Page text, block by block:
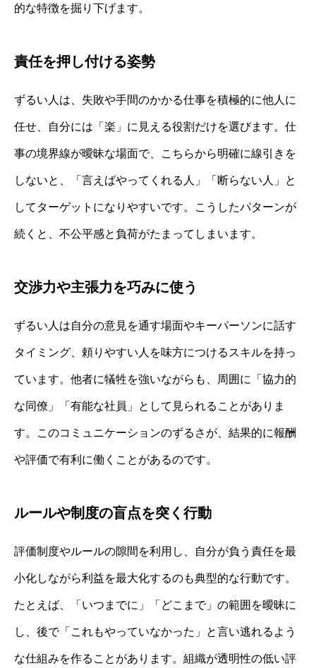
的な特徴を掘り下げます。
責任を押し付ける姿勢
ずるい人は、失敗や手間のかかる仕事を積極的に他人に
任せ、自分には「楽」に見える役割だけを選びます。仕
事の境界線が曖昧な場面で、こちらから明確に線引きを
しないと、「言えばやってくれる人」「断らない人」と
してターゲットになりやすいです。こうしたパターンが
続くと、不公平感と負荷がたまってしまいます。
交渉力や主張力を巧みに使う
ずるい人は自分の意見を通す場面やキーパーソンに話す
タイミング、頼りやすい人を味方につけるスキルを持っ
ています。他者に犠牲を強いながらも、周囲に「協力的
な同僚」「有能な社員」として見られることがありま
す。このコミュニケーションのずるさが、結果的に報酬
や評価で有利に働くことがあるのです。
ルールや制度の盲点を突く行動
評価制度やルールの隙間を利用し、自分が負う責任を最
小化しながら利益を最大化するのも典型的な行動です。
たとえば、「いつまでに」「どこまで」の範囲を曖昧に
し、後で「これもやっていなかった」と言い逃れるよう
な仕組みを作ることがあります。組織が透明性の低い評